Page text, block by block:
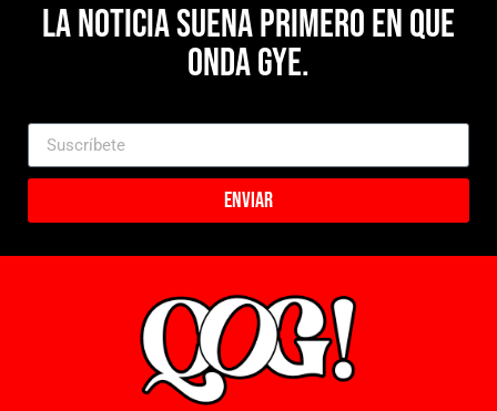
La noticia suena primero en Que
Onda Gye.
Enviar